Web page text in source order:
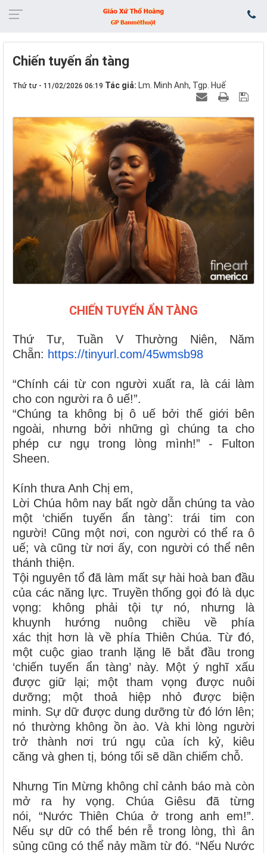
Chiến tuyến ẩn tàng
Thứ tư - 11/02/2026 06:19 Tác giả: Lm. Minh Anh, Tgp. Huế
CHIẾN TUYẾN ẨN TÀNG
Thứ Tư, Tuần V Thường Niên, Năm
Chẵn: https://tinyurl.com/45wmsb98
“Chính cái từ con người xuất ra, là cái làm
cho con người ra ô uế!”.
“Chúng ta không bị ô uế bởi thế giới bên
ngoài, nhưng bởi những gì chúng ta cho
phép cư ngụ trong lòng mình!” - Fulton
Sheen.
Kính thưa Anh Chị em,
Lời Chúa hôm nay bất ngờ dẫn chúng ta vào
một ‘chiến tuyến ẩn tàng’: trái tim con
người! Cũng một nơi, con người có thể ra ô
uế; và cũng từ nơi ấy, con người có thể nên
thánh thiện.
Tội nguyên tổ đã làm mất sự hài hoà ban đầu
của các năng lực. Truyền thống gọi đó là dục
vọng: không phải tội tự nó, nhưng là
khuynh hướng nuông chiều về phía
xác thịt hơn là về phía Thiên Chúa. Từ đó,
một cuộc giao tranh lặng lẽ bắt đầu trong
‘chiến tuyến ẩn tàng’ này. Một ý nghĩ xấu
được giữ lại; một tham vọng được nuôi
dưỡng; một thoả hiệp nhỏ được biện
minh. Sự dữ được dung dưỡng từ đó lớn lên;
nó thường không ồn ào. Và khi lòng người
trở thành nơi trú ngụ của ích kỷ, kiêu
căng và ghen tị, bóng tối sẽ dần chiếm chỗ.
Nhưng Tin Mừng không chỉ cảnh báo mà còn
mở ra hy vọng. Chúa Giêsu đã từng
nói, “Nước Thiên Chúa ở trong anh em!”.
Nếu sự dữ có thể bén rễ trong lòng, thì ân
sủng cũng có thể nảy mầm từ đó. “Nếu Nước